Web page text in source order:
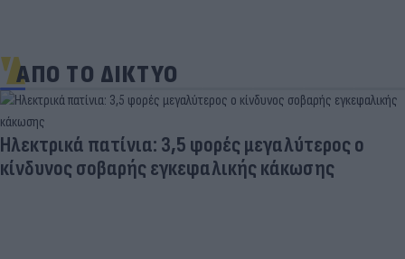
ΑΠΟ ΤΟ ΔΙΚΤΥΟ
Ηλεκτρικά πατίνια: 3,5 φορές μεγαλύτερος ο
κίνδυνος σοβαρής εγκεφαλικής κάκωσης